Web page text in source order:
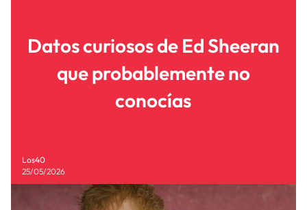
Datos curiosos de Ed Sheeran
que probablemente no
conocías
Los40
25/05/2026